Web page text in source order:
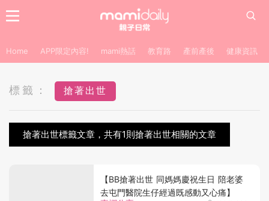
Home APP限定內容! mami熱話 教育路 產前產後 健康資訊
標籤： 搶著出世
搶著出世標籤文章，共有1則搶著出世相關的文章
【BB搶著出世 同媽媽慶祝生日 陪老婆
去屯門醫院生仔經過既感動又心痛】